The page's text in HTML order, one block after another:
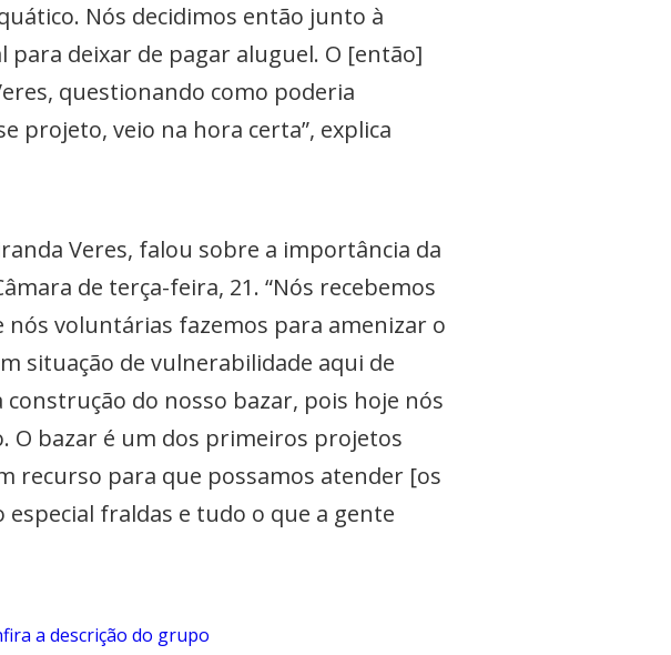
Nós decidimos então junto à
deixar de pagar aluguel. O [então]
questionando como poderia
projeto, veio na hora certa”, explica
Veres, falou sobre a importância da
de terça-feira, 21. “Nós recebemos
voluntárias fazemos para amenizar o
situação de vulnerabilidade aqui de
do nosso bazar, pois hoje nós
O bazar é um dos primeiros projetos
recurso para que possamos atender [os
especial fraldas e tudo o que a gente
a descrição do grupo